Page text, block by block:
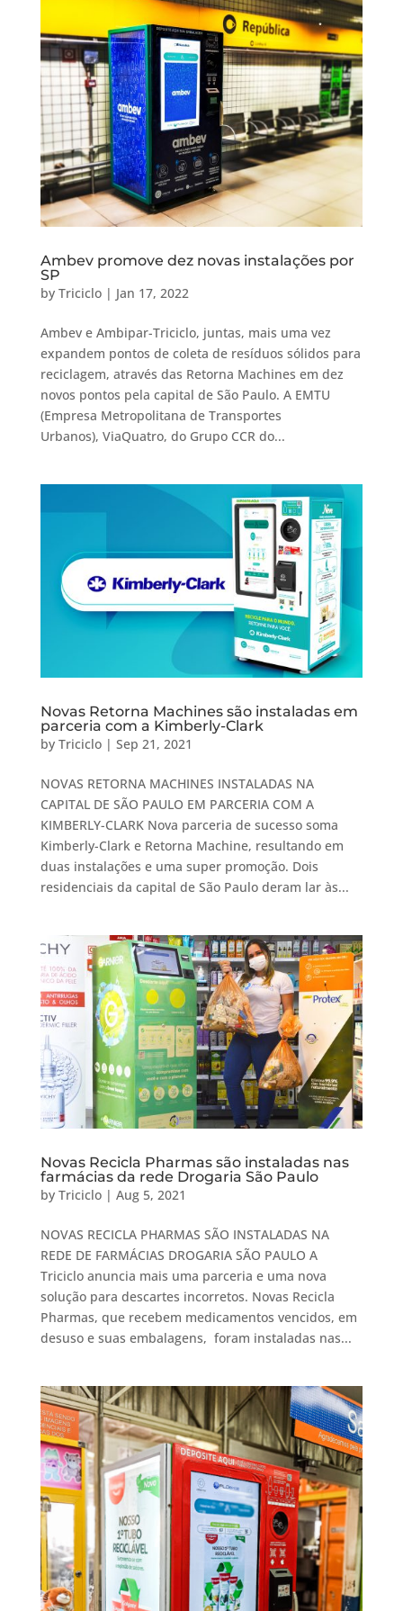
Ambev promove dez novas instalações por
SP
by Triciclo| Jan 17, 2022
Ambev e Ambipar-Triciclo, juntas, mais uma vez
expandem pontos de coleta de resíduos sólidos para
reciclagem, através das Retorna Machines em dez
novos pontos pela capital de São Paulo. A EMTU
(Empresa Metropolitana de Transportes
Urbanos), ViaQuatro, do Grupo CCR do...
Novas Retorna Machines são instaladas em
parceria com a Kimberly-Clark
by Triciclo| Sep 21, 2021
NOVAS RETORNA MACHINES INSTALADAS NA
CAPITAL DE SÃO PAULO EM PARCERIA COM A
KIMBERLY-CLARK Nova parceria de sucesso soma
Kimberly-Clark e Retorna Machine, resultando em
duas instalações e uma super promoção. Dois
residenciais da capital de São Paulo deram lar às...
Novas Recicla Pharmas são instaladas nas
farmácias da rede Drogaria São Paulo
by Triciclo| Aug 5, 2021
NOVAS RECICLA PHARMAS SÃO INSTALADAS NA
REDE DE FARMÁCIAS DROGARIA SÃO PAULO A
Triciclo anuncia mais uma parceria e uma nova
solução para descartes incorretos. Novas Recicla
Pharmas, que recebem medicamentos vencidos, em
desuso e suas embalagens, foram instaladas nas...